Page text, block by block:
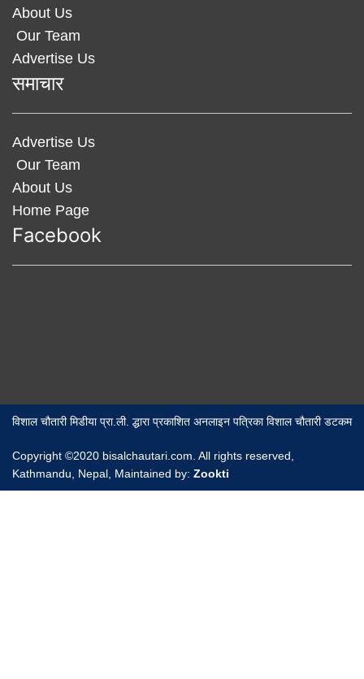
About Us
Our Team
Advertise Us
समाचार
Advertise Us
Our Team
About Us
Home Page
Facebook
विशाल चौतारी मिडीया प्रा.ली. द्धारा प्रकाशित अनलाइन पत्रिका विशाल चौतारी डटकम
Copyright ©2020 bisalchautari.com. All rights reserved,
Kathmandu, Nepal, Maintained by: Zookti